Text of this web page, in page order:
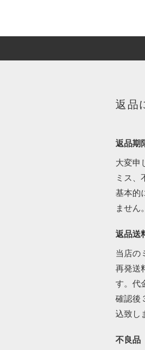
返品
返品期
大変申
ミス、
基本的
ません
返品送
当店の
再発送
す。代
確認後
込致し
不良品